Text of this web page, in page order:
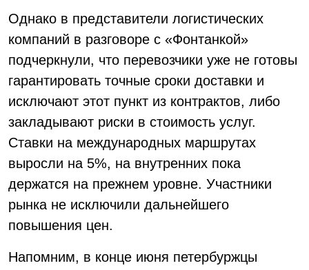
Однако в представители логистических
компаний в разговоре с «Фонтанкой»
подчеркнули, что перевозчики уже не готовы
гарантировать точные сроки доставки и
исключают этот пункт из контрактов, либо
закладывают риски в стоимость услуг.
Ставки на международных маршрутах
выросли на 5%, на внутренних пока
держатся на прежнем уровне. Участники
рынка не исключили дальнейшего
повышения цен.
Напомним, в конце июня петербуржцы